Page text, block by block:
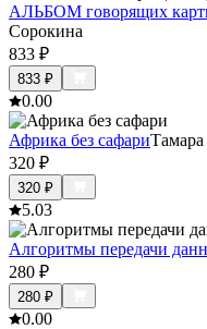
АЛЬБОМ говорящих
Сорокина
833 ₽
833 ₽
0.00
Африка без сафари
320 ₽
320 ₽
5.03
Алгоритмы передачи
280 ₽
280 ₽
0.00